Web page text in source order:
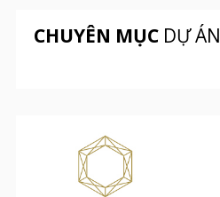
CHUYÊN MỤCDỰ ÁN